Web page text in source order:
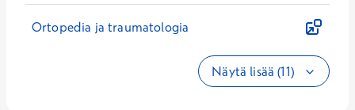
Ortopedia ja traumatologia
Näytä lisää (11)